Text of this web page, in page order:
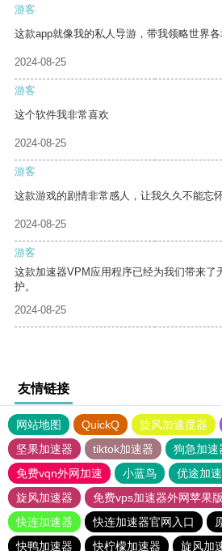
游客
这款app就像我的私人导游，带我领略世界各
2024-08-25
游客
这个软件我非常喜欢
2024-08-25
游客
这款游戏的剧情非常感人，让我久久不能忘怀
2024-08-25
游客
这款加速器VPM应用程序已经为我们带来了
护。
2024-08-25
友情链接
网站地图 QuickQ 旋风加速度器
坚果加速器
tiktok加速器
狗急加速
免费vqn外网加速
小蓝鸟 优途加
旋风加速器
免费vps加速器外网苹果版
快连加速器
快连加速器官网入口
快鸭加速器
快柠檬加速器 旋风加